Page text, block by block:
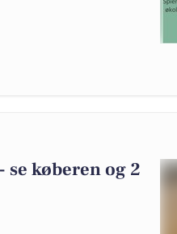
se køberen og 2